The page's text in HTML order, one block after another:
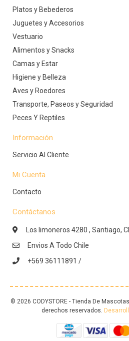
Platos y Bebederos
Juguetes y Accesorios
Vestuario
Alimentos y Snacks
Camas y Estar
Higiene y Belleza
Aves y Roedores
Transporte, Paseos y Seguridad
Peces Y Reptiles
Información
Servicio Al Cliente
Mi Cuenta
Contacto
Contáctanos
Los limoneros 4280 , Santiago,
Envios A Todo Chile
+569 36111891 /
© 2026 CODYSTORE - Tienda De
derechos reservados.